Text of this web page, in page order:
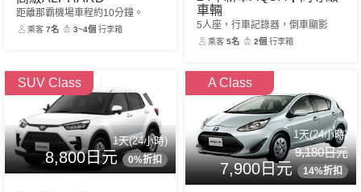
距離那霸機場車程約10分鐘。
乘客7名 3~4個 行李箱
車輛
5人座，行車記錄器，倒車顯影
乘客5名 2個 行李箱
SUV Class
1天(24小時)
8,800日元 0%折扣
A Class
1天(24小時)
9,180日元
7,900日元 14%折扣